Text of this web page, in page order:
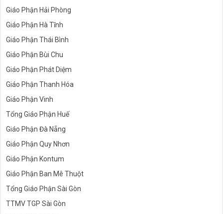
Giáo Phận Hải Phòng
Giáo Phận Hà Tĩnh
Giáo Phận Thái Bình
Giáo Phận Bùi Chu
Giáo Phận Phát Diệm
Giáo Phận Thanh Hóa
Giáo Phận Vinh
Tổng Giáo Phận Huế
Giáo Phận Đà Nẵng
Giáo Phận Quy Nhơn
Giáo Phận Kontum
Giáo Phận Ban Mê Thuột
Tổng Giáo Phận Sài Gòn
TTMV TGP Sài Gòn